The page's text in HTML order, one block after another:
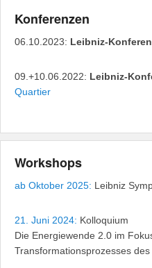
Konferenzen
06.10.2023: Leibniz-
09.+10.06.2022: Leibniz-
Quartier
Workshops
ab Oktober 2025: Leibniz
21. Juni 2024: Kolloquium
Die Energiewende 2.0 im
Transformationsprozesses